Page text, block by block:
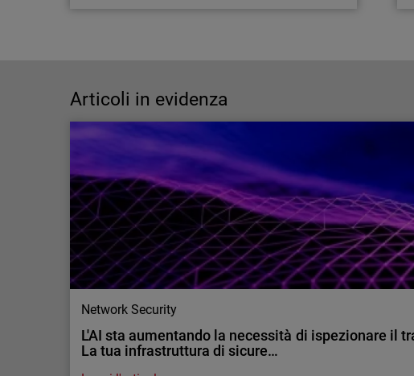
fondamentale nella cybersecurity
è, in realtà, un problema di capacità operative
più che di talento. Scopri come i servizi MDR
possono aiutare.
Articoli in evidenza
Network Security
L'AI sta aumentando la necessità di ispezionare il
La tua infrastruttura di sicure…